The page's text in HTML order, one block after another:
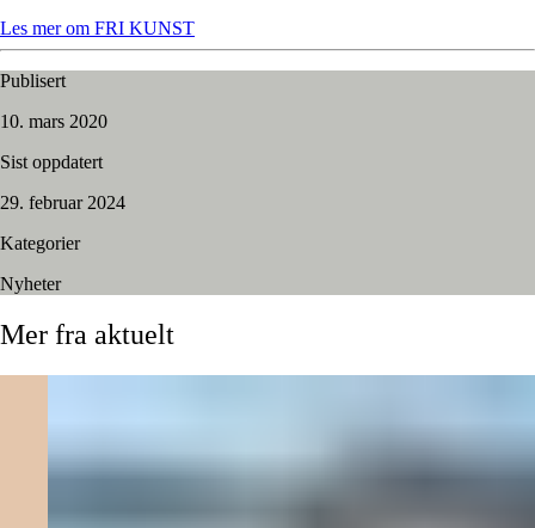
Les mer om FRI KUNST
Publisert
10. mars 2020
Sist oppdatert
29. februar 2024
Kategorier
Nyheter
Mer fra aktuelt